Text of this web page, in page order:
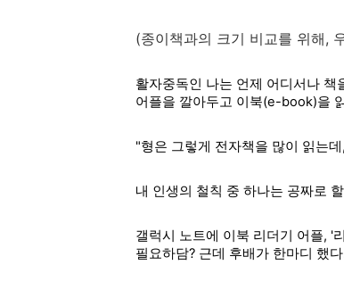
(종이책과의 크기 비교를 위해,
활자중독인 나는 언제 어디서나
어플을 깔아두고 이북(e-book)을
"형은 그렇게 전자책을 많이 읽는
내 인생의 철칙 중 하나는 공짜로
갤럭시 노트에 이북 리더기 어플, '
필요하담? 근데 후배가 한마디 했